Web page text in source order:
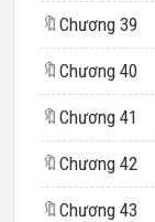
🔖 Chương 39
🔖 Chương 40
🔖 Chương 41
🔖 Chương 42
🔖 Chương 43